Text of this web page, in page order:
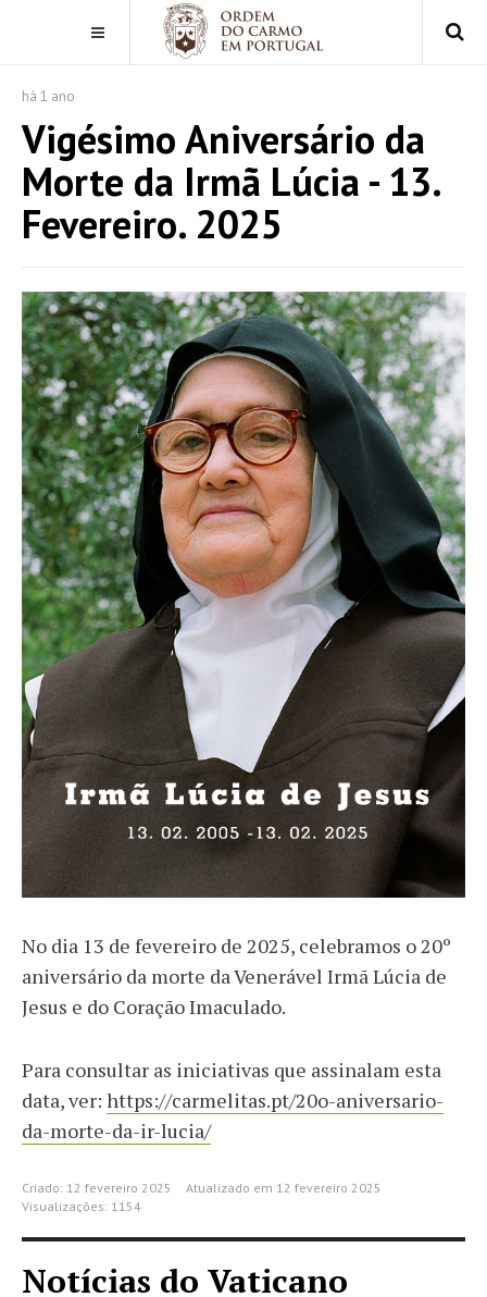
há 1 ano
Vigésimo Aniversário da
Morte da Irmã Lúcia - 13.
Fevereiro. 2025
No dia 13 de fevereiro de 2025, celebramos o 20º
aniversário da morte da Venerável Irmã Lúcia de
Jesus e do Coração Imaculado.
Para consultar as iniciativas que assinalam esta
data, ver: https://carmelitas.pt/20o-aniversario-
da-morte-da-ir-lucia/
Criado: 12 fevereiro 2025
Atualizado em 12 fevereiro 2025
Visualizações: 1154
Notícias do Vaticano